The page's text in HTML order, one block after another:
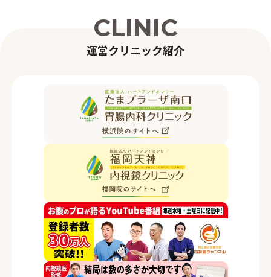
CLINIC
運営クリニック紹介